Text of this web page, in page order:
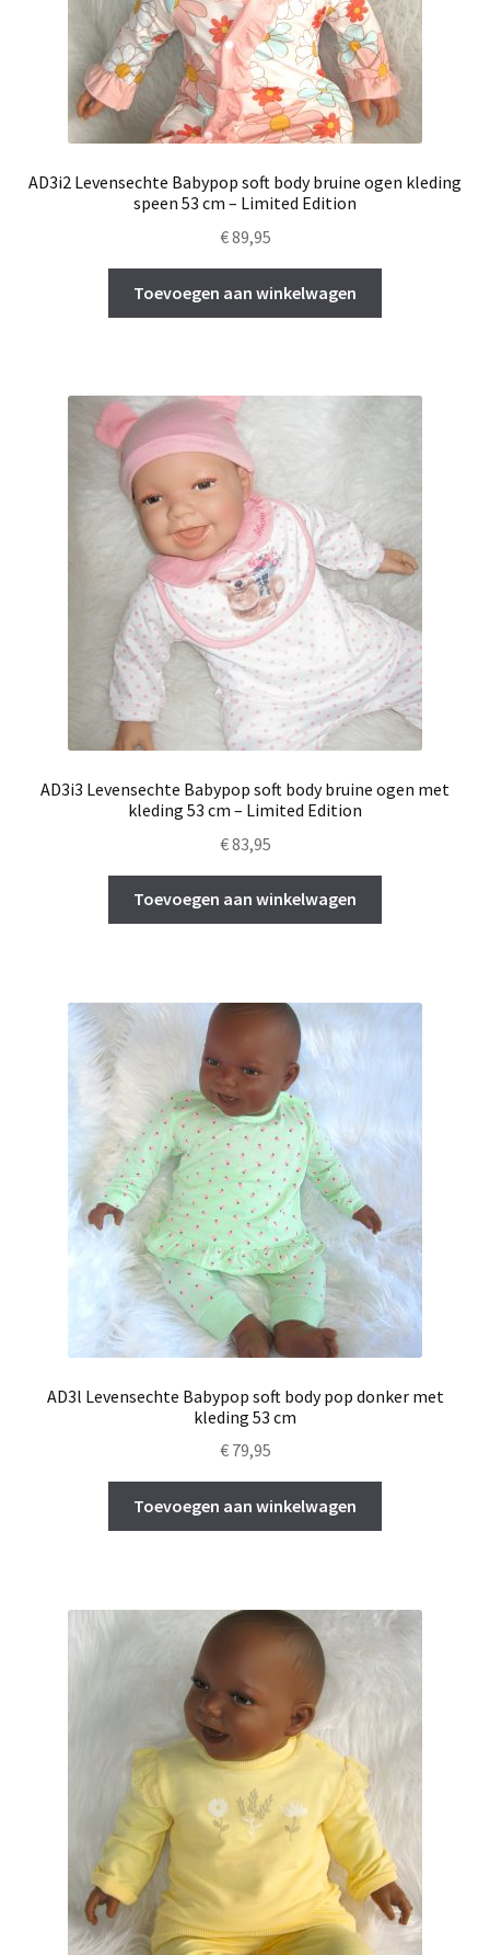
AD3i2 Levensechte Babypop soft body bruine ogen kleding
speen 53 cm – Limited Edition
€89,95
Toevoegen aan winkelwagen
AD3i3 Levensechte Babypop soft body bruine ogen met
kleding 53 cm – Limited Edition
€83,95
Toevoegen aan winkelwagen
AD3l Levensechte Babypop soft body pop donker met
kleding 53 cm
€79,95
Toevoegen aan winkelwagen